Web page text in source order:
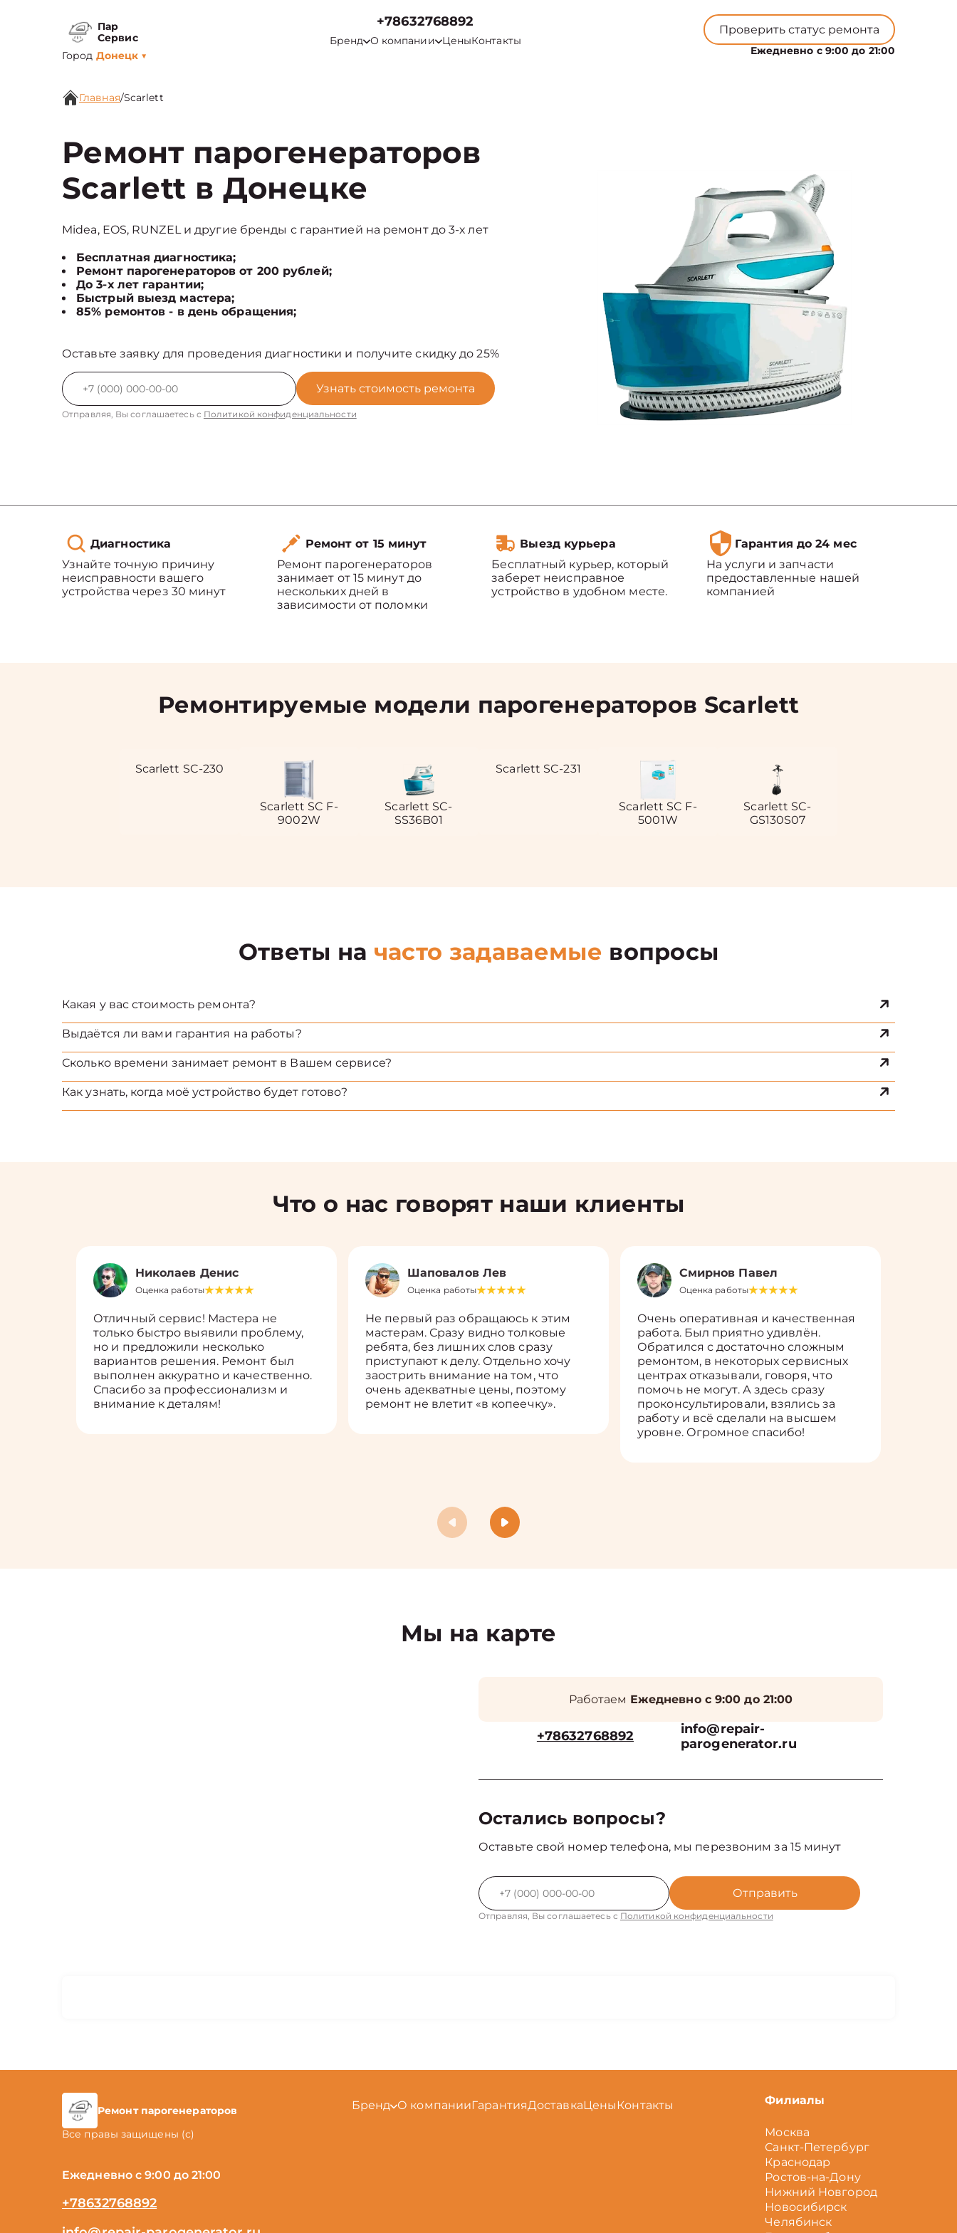
Пар
Сервис
Город Донецк ▼
+78632768892
Бренд О компании ЦеныКонтакты
Проверить статус ремонта
Ежедневно с 9:00 до 21:00
Главная/Scarlett
Ремонт парогенераторов
Scarlett в Донецке
Midea, EOS, RUNZEL и другие бренды с гарантией на ремонт до 3-х лет
Бесплатная диагностика;
Ремонт парогенераторов от 200 рублей;
До 3-х лет гарантии;
Быстрый выезд мастера;
85% ремонтов - в день обращения;
Оставьте заявку для проведения диагностики и получите скидку до 25%
Узнать стоимость ремонта
Отправляя, Вы соглашаетесь с Политикой конфиденциальности
Диагностика
Узнайте точную причину
неисправности вашего
устройства через 30 минут
Ремонт от 15 минут
Ремонт парогенераторов
занимает от 15 минут до
нескольких дней в
зависимости от поломки
Выезд курьера
Бесплатный курьер, который
заберет неисправное
устройство в удобном месте.
Гарантия до 24 мес
На услуги и запчасти
предоставленные нашей
компанией
Ремонтируемые модели парогенераторов Scarlett
Scarlett SC-230
Scarlett SC F-
9002W
Scarlett SC-
SS36B01
Scarlett SC-231
Scarlett SC F-
5001W
Scarlett SC-
GS130S07
Ответы на часто задаваемые вопросы
Какая у вас стоимость ремонта?
Выдаётся ли вами гарантия на работы?
Сколько времени занимает ремонт в Вашем сервисе?
Как узнать, когда моё устройство будет готово?
Что о нас говорят наши клиенты
Николаев Денис
Оценка работы
Отличный сервис! Мастера не
только быстро выявили проблему,
но и предложили несколько
вариантов решения. Ремонт был
выполнен аккуратно и качественно.
Спасибо за профессионализм и
внимание к деталям!
Шаповалов Лев
Оценка работы
Не первый раз обращаюсь к этим
мастерам. Сразу видно толковые
ребята, без лишних слов сразу
приступают к делу. Отдельно хочу
заострить внимание на том, что
очень адекватные цены, поэтому
ремонт не влетит «в копеечку».
Смирнов Павел
Оценка работы
Очень оперативная и качественная
работа. Был приятно удивлён.
Обратился с достаточно сложным
ремонтом, в некоторых сервисных
центрах отказывали, говоря, что
помочь не могут. А здесь сразу
проконсультировали, взялись за
работу и всё сделали на высшем
уровне. Огромное спасибо!
Мы на карте
Работаем Ежедневно с 9:00 до 21:00
+78632768892
info@repair-
parogenerator.ru
Остались вопросы?
Оставьте свой номер телефона, мы перезвоним за 15 минут
Отправить
Отправляя, Вы соглашаетесь с Политикой конфиденциальности
Ремонт парогенераторов
Все правы защищены (с)
Ежедневно с 9:00 до 21:00
+78632768892
Бренд О компанииГарантияДоставкаЦены Контакты Филиалы
Москва
Санкт-Петербург
Краснодар
Ростов-на-Дону
Нижний Новгород
Новосибирск
Челябинск